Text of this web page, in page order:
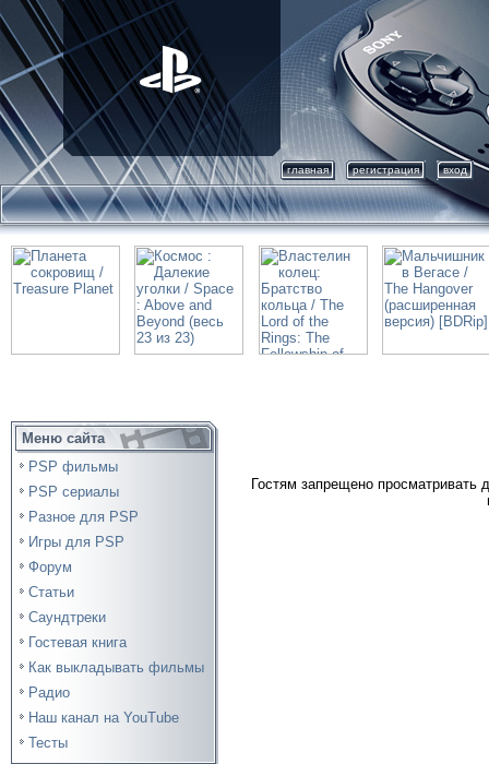
главная регистрация вход
Меню сайта
PSP фильмы
PSP сериалы
Разное для PSP
Игры для PSP
Форум
Статьи
Саундтреки
Гостевая книга
Как выкладывать фильмы
Радио
Наш канал на YouTube
Тесты
Гостям запрещено просматривать